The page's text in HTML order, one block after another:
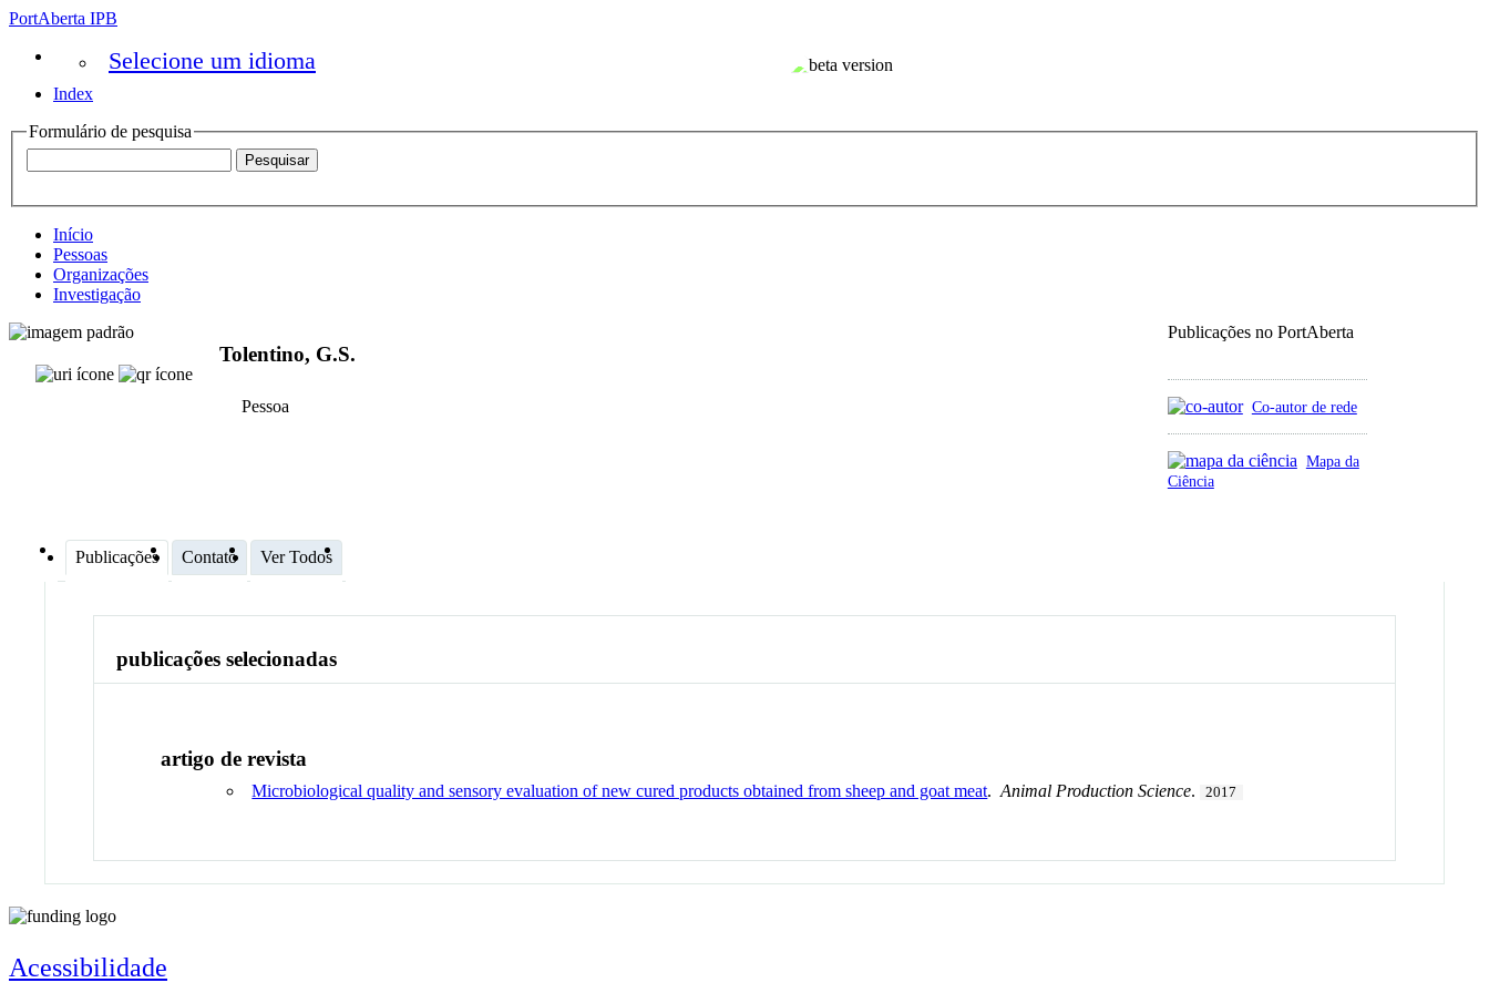
PortAberta IPB
Selecione um idioma
Index
Formulário de pesquisa
Início
Pessoas
Organizações
Investigação
Publicações no PortAberta
Co-autor de rede
Mapa da
Ciência
Tolentino, G.S.
Pessoa
Publicações Contato Ver Todos
publicações selecionadas
artigo de revista
Microbiological quality and sensory evaluation of new cured products obtained from sheep and goat meat.Animal Production Science. 2017
Acessibilidade